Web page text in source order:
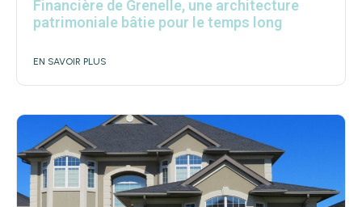
Financière de Grenelle, une architecture
patrimoniale bâtie pour le temps long
EN SAVOIR PLUS